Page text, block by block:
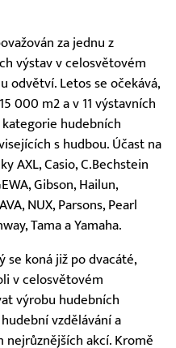
za jednu z
výstav v celosvětovém
odvětví. Letos se očekává,
000 m2 a v 11 výstavních
hudebních
s hudbou. Účast na
AXL, Casio, C.Bechstein
Gibson, Hailun,
NUX, Parsons, Pearl
Tama a Yamaha.
se koná již po dvacáté,
v celosvětovém
výrobu hudebních
vzdělávání a
akcí. Kromě